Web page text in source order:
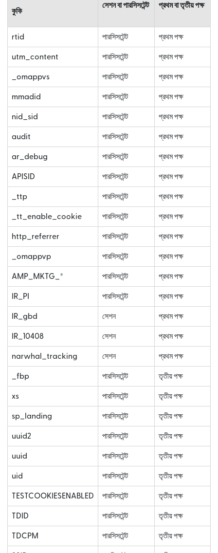
কুকি
সেশন বা পারসিসটেন্ট প্রথম বা তৃতীয় পক্ষ
rtid পারসিসটেন্ট প্রথম পক্ষ
utm_content পারসিসটেন্ট প্রথম পক্ষ
_omappvs পারসিসটেন্ট প্রথম পক্ষ
mmadid পারসিসটেন্ট প্রথম পক্ষ
nid_sid পারসিসটেন্ট প্রথম পক্ষ
audit পারসিসটেন্ট প্রথম পক্ষ
ar_debug পারসিসটেন্ট প্রথম পক্ষ
APISID পারসিসটেন্ট প্রথম পক্ষ
_ttp পারসিসটেন্ট প্রথম পক্ষ
_tt_enable_cookie পারসিসটেন্ট প্রথম পক্ষ
http_referrer পারসিসটেন্ট প্রথম পক্ষ
_omappvp পারসিসটেন্ট প্রথম পক্ষ
AMP_MKTG_* পারসিসটেন্ট প্রথম পক্ষ
IR_PI পারসিসটেন্ট প্রথম পক্ষ
IR_gbd সেশন প্রথম পক্ষ
IR_10408 সেশন প্রথম পক্ষ
narwhal_tracking সেশন প্রথম পক্ষ
_fbp পারসিসটেন্ট তৃতীয় পক্ষ
xs পারসিসটেন্ট তৃতীয় পক্ষ
sp_landing পারসিসটেন্ট তৃতীয় পক্ষ
uuid2 পারসিসটেন্ট তৃতীয় পক্ষ
uuid পারসিসটেন্ট তৃতীয় পক্ষ
uid পারসিসটেন্ট তৃতীয় পক্ষ
TESTCOOKIESENABLED পারসিসটেন্ট তৃতীয় পক্ষ
TDID পারসিসটেন্ট তৃতীয় পক্ষ
TDCPM পারসিসটেন্ট তৃতীয় পক্ষ